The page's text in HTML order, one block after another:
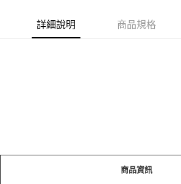
7-11取貨付款［需3-5個工作天不含預購商品］
每筆NT$70，滿NT$499(含以上)免運費
詳細說明 商品規格
商品資訊